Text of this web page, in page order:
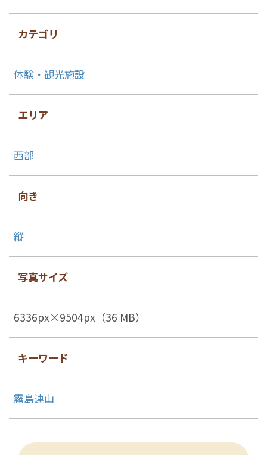
カテゴリ
体験・観光施設
エリア
西部
向き
縦
写真サイズ
6336px×9504px（36 MB）
キーワード
霧島連山